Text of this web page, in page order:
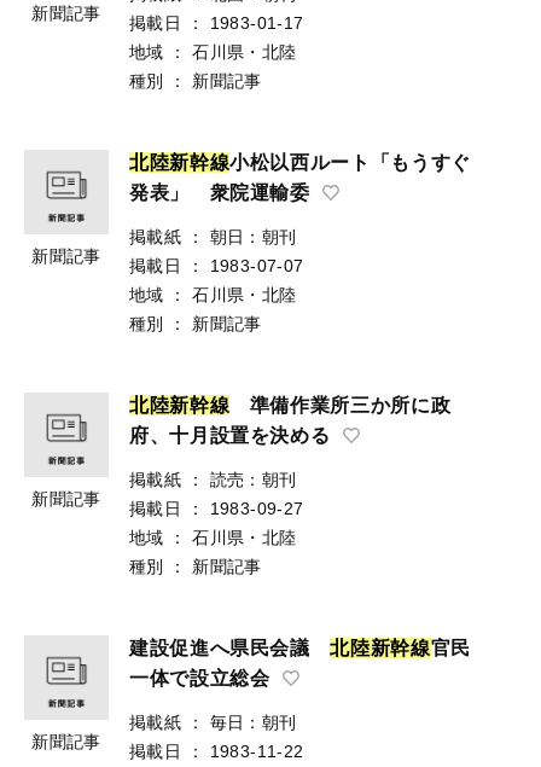
新聞記事
掲載日
：
1983-01-17
地域
：
石川県・北陸
種別
： 新聞記事
新聞記事
北陸新幹線小松以西ルート「もうすぐ
発表」 衆院運輸委
掲載紙 ：
朝日：朝刊
掲載日
：
1983-07-07
地域
：
石川県・北陸
種別
： 新聞記事
新聞記事
北陸新幹線 準備作業所三か所に政
府、十月設置を決める
掲載紙 ：
読売：朝刊
掲載日
：
1983-09-27
地域
：
石川県・北陸
種別
： 新聞記事
新聞記事
建設促進へ県民会議北陸新幹線官民
一体で設立総会
掲載紙 ：
毎日：朝刊
掲載日
：
1983-11-22